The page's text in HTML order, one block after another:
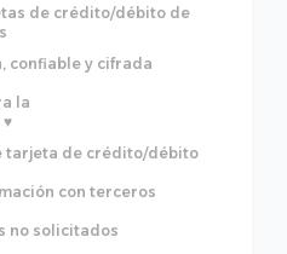
de crédito/débito de
confiable y cifrada
la
tarjeta de crédito/débito
con terceros
no solicitados